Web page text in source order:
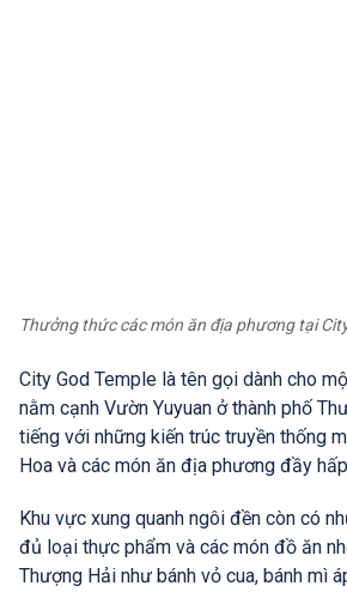
Thưởng thức các món ăn địa phương tại
City God Temple là tên gọi dành cho
nằm cạnh Vườn Yuyuan ở thành phố
tiếng với những kiến trúc truyền thống
Hoa và các món ăn địa phương đầy
Khu vực xung quanh ngôi đền còn có
đủ loại thực phẩm và các món đồ ăn
Thượng Hải như bánh vỏ cua, bánh mì